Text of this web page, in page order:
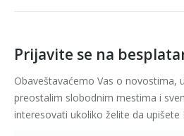
Prijavite se na
Obaveštavaćemo Vas o novostima,
preostalim slobodnim mestima i
interesovati ukoliko želite da upišete